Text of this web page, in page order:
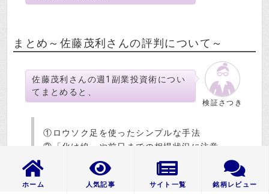
まとめ～佐藤茂利さんの評判について～
検証さつき
佐藤茂利さんの週1副業投資術につい
てまとめると、
①ロウソク足を使ったシンプルな手法
②「化け線」や前日までの相場状況に注意
③専用ツールはストキャスティクスを使用
ホーム 人気記事 サイト一覧 銘柄レビュー